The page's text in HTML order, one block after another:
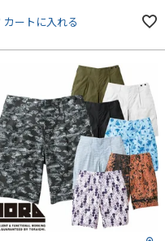
カートに入れる